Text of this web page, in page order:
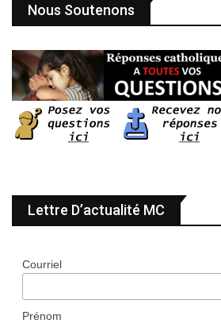
Nous Soutenons
Lettre D’actualité MC
Courriel
Prénom